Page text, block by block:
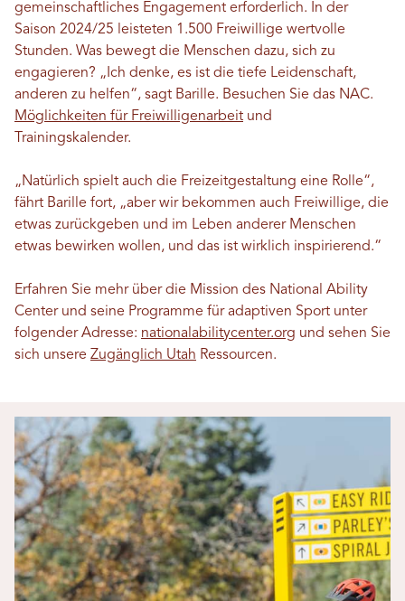
gemeinschaftliches Engagement erforderlich. In der
Saison 2024/25 leisteten 1.500 Freiwillige wertvolle
Stunden. Was bewegt die Menschen dazu, sich zu
engagieren? „Ich denke, es ist die tiefe Leidenschaft,
anderen zu helfen“, sagt Barille. Besuchen Sie das NAC.
Möglichkeiten für Freiwilligenarbeit und
Trainingskalender.
„Natürlich spielt auch die Freizeitgestaltung eine Rolle“,
fährt Barille fort, „aber wir bekommen auch Freiwillige, die
etwas zurückgeben und im Leben anderer Menschen
etwas bewirken wollen, und das ist wirklich inspirierend.“
Erfahren Sie mehr über die Mission des National Ability
Center und seine Programme für adaptiven Sport unter
folgender Adresse: nationalabilitycenter.org und sehen Sie
sich unsere Zugänglich Utah Ressourcen.